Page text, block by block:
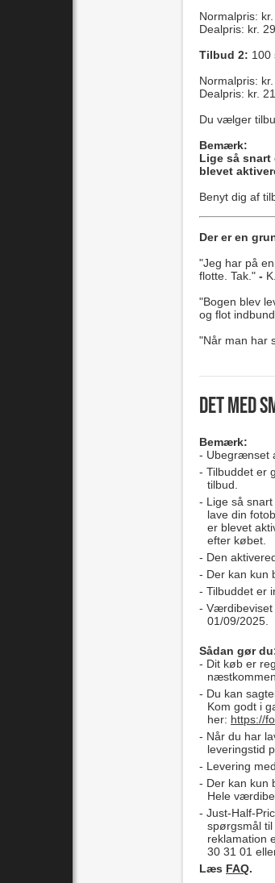
Normalpris:
Dealpris: kr.
Tilbud 2: 100
Normalpris:
Dealpris: kr.
Du vælger
Bemærk:
Lige så
blevet
Benyt dig af
Der er en
"Jeg har på
flotte. Tak." -
"Bogen blev
og flot
"Når man har
Det med
Bemærk:
Ubegrænset
Tilbuddet er
tilbud.
Lige så
lave din
er blevet
efter købet.
Den
Der kan kun
Tilbuddet er
Værdibeviset
01/09/2025.
Sådan gør
Dit køb er
Du kan
Kom godt i
her: https://
Når du har
leveringstid
Levering
Der kan kun
Hele
Just-Half-
spørgsmål til
reklamation
30 31 01
Læs FAQ.